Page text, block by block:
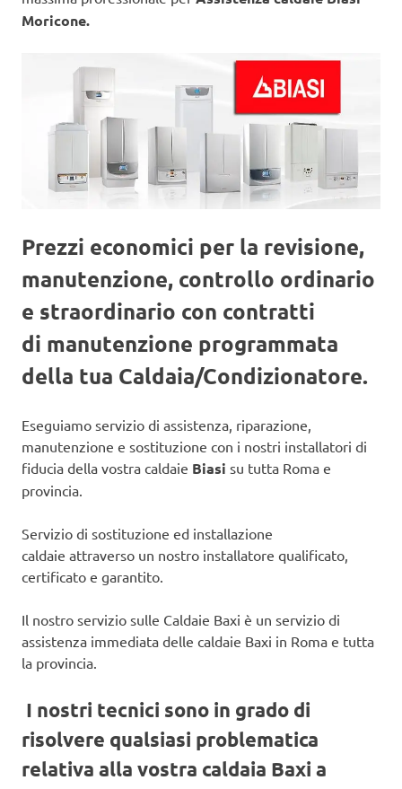
Moricone.
Prezzi economici per la revisione,
manutenzione, controllo ordinario
e straordinario con contratti
di manutenzione programmata
della tua Caldaia/Condizionatore.
Eseguiamo servizio di assistenza, riparazione,
manutenzione e sostituzione con i nostri installatori di
fiducia della vostra caldaie Biasi su tutta Roma e
provincia.
Servizio di sostituzione ed installazione
caldaie attraverso un nostro installatore qualificato,
certificato e garantito.
Il nostro servizio sulle Caldaie Baxi è un servizio di
assistenza immediata delle caldaie Baxi in Roma e tutta
la provincia.
I nostri tecnici sono in grado di
risolvere qualsiasi problematica
relativa alla vostra caldaia Baxi a